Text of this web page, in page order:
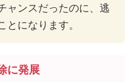
ャンスだったのに、逃
とになります。
に発展